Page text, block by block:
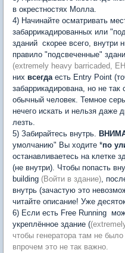
в окрестностях Молла.
4) Начинайте осматривать
забаррикадированных или
зданий  скорее всего,
правило "подсвеченные"
(extremely heavy barricaded,
них всегдаесть Entry Point
забаррикадирована, но не
обычный человек. Темное
нечего искать и нельзя даже
лезть.
5) Забирайтесь внутрь.
умолчанию" Вы ходите *по
останавливаетесь на клетке
(не внутри). Чтобы попасть
building (Войти в здание),
внутрь (зачастую это
читайте описание! Уже
6) Если есть Free Running 
укреплённое здание (
чтобы генератора там не
впрочем это не так важно.